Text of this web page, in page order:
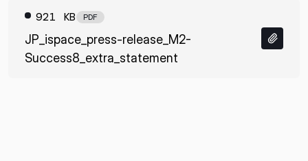
921 KB PDF
JP_ispace_press-release_M2-
Success8_extra_statement